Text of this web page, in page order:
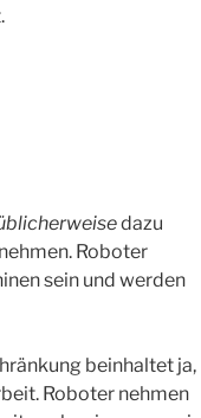
dazu
Roboter
sein und werden
beinhaltet ja,
Roboter nehmen